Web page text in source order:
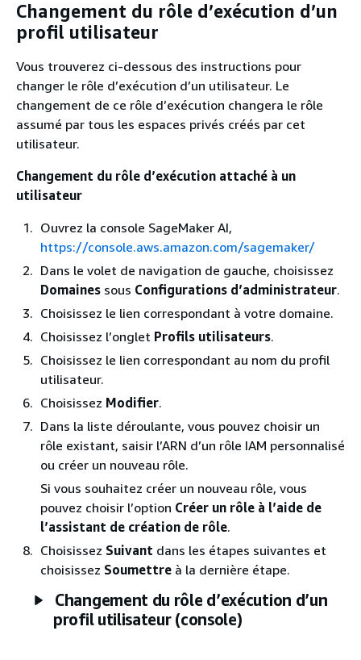
Changement du rôle d’exécution d’un
profil utilisateur
Vous trouverez ci-dessous des instructions pour
changer le rôle d’exécution d’un utilisateur. Le
changement de ce rôle d’exécution changera le rôle
assumé par tous les espaces privés créés par cet
utilisateur.
Changement du rôle d’exécution attaché à un
utilisateur
Ouvrez la console SageMaker AI,
https://console.aws.amazon.com/sagemaker/
Dans le volet de navigation de gauche, choisissez
Domaines sous Configurations d’administrateur.
Choisissez le lien correspondant à votre domaine.
Choisissez l’onglet Profils utilisateurs.
Choisissez le lien correspondant au nom du profil
utilisateur.
Choisissez Modifier.
Dans la liste déroulante, vous pouvez choisir un
rôle existant, saisir l’ARN d’un rôle IAM personnalisé
ou créer un nouveau rôle.
Si vous souhaitez créer un nouveau rôle, vous
pouvez choisir l’option Créer un rôle à l’aide de
l’assistant de création de rôle.
Choisissez Suivant dans les étapes suivantes et
choisissez Soumettre à la dernière étape.
Changement du rôle d’exécution d’un
profil utilisateur (console)